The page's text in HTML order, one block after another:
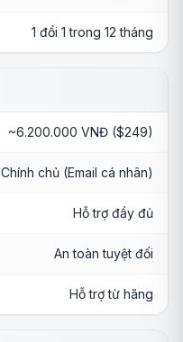
1 đổi 1 trong 12 tháng
~6.200.000 VNĐ ($249)
Chính chủ (Email cá nhân)
Hỗ trợ đầy đủ
An toàn tuyệt đối
Hỗ trợ từ hãng